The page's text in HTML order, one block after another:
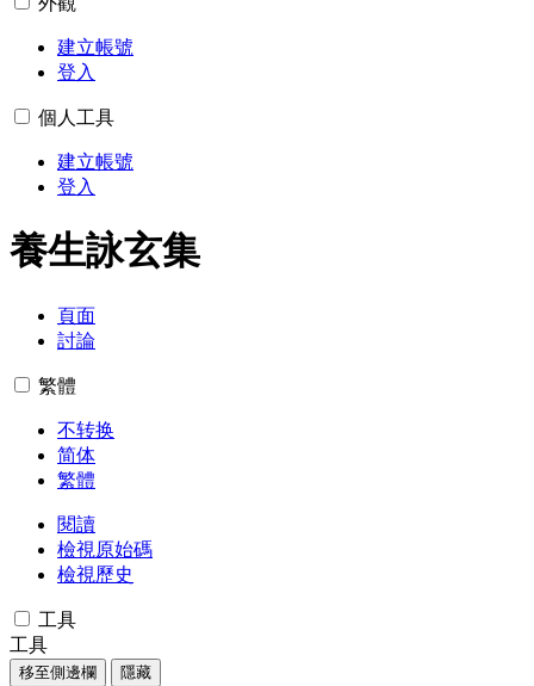
建立帳號
登入
個人工具
建立帳號
登入
養生詠玄集
頁面
討論
繁體
不转换
简体
繁體
閱讀
檢視原始碼
檢視歷史
工具
工具
移至側邊欄 隱藏